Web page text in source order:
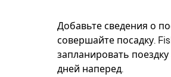
Добавьте сведения о
совершайте посадку.
запланировать
дней наперед.